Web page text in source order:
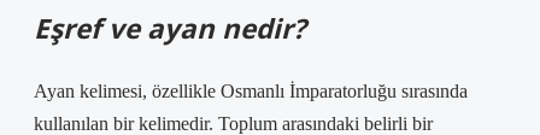
Eşref ve ayan nedir?
Ayan kelimesi, özellikle Osmanlı İmparatorluğu sırasında
kullanılan bir kelimedir. Toplum arasındaki belirli bir